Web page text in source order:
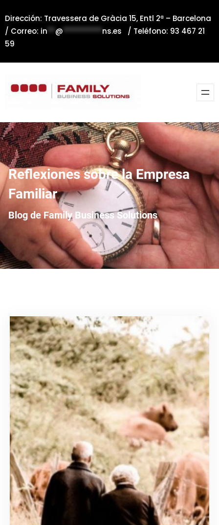
al
contenido
Dirección: Travessera de Gràcia 15, Entl 2ª – Barcelona
/ Correo: in**@**********ns.es / Teléfono: 93 467 21
59
Reflexiones sobre la Empresa
Familiar
Blog de Family Business Solutions